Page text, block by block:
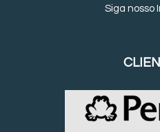
Siga nosso